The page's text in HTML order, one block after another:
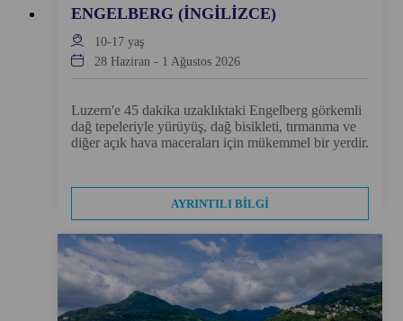
ENGELBERG (İNGILIZCE)
10-17 yaş
28 Haziran- 1 Ağustos 2026
Luzern'e 45 dakika uzaklıktaki Engelberg görkemli
dağ tepeleriyle yürüyüş, dağ bisikleti, tırmanma ve
diğer açık hava maceraları için mükemmel bir yerdir.
AYRINTILI BILGI